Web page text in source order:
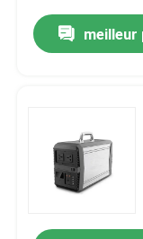
meilleur